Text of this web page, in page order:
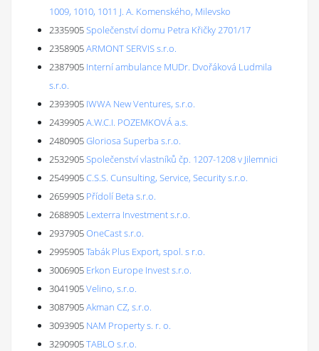
1009, 1010, 1011 J. A. Komenského, Milevsko
2335905Společenství domu Petra Křičky 2701/17
2358905ARMONT SERVIS s.r.o.
2387905 Interní ambulance MUDr. Dvořáková Ludmila
s.r.o.
2393905 IWWA New Ventures, s.r.o.
2439905A.W.C.I. POZEMKOVÁ a.s.
2480905Gloriosa Superba s.r.o.
2532905Společenství vlastníků čp. 1207-1208 v Jilemnici
2549905C.S.S. Cunsulting, Service, Security s.r.o.
2659905 Přídolí Beta s.r.o.
2688905 Lexterra Investment s.r.o.
2937905OneCast s.r.o.
2995905Tabák Plus Export, spol. s r.o.
3006905 Erkon Europe Invest s.r.o.
3041905Velino, s.r.o.
3087905Akman CZ, s.r.o.
3093905 NAM Property s. r. o.
3290905TABLO s.r.o.